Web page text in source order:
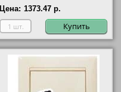
Бежевый
Цена: 1373.47 р.
Купить